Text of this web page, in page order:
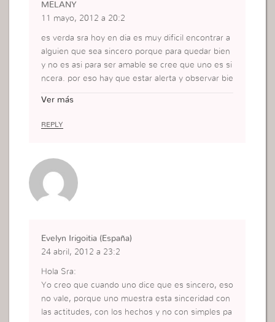
MELANY
11 mayo, 2012 a 20:2
es verda sra hoy en dia es muy dificil encontrar a
alguien que sea sincero porque para quedar bien
y no es asi para ser amable se cree que uno es si
ncera. por eso hay que estar alerta y observar bie
Ver más
REPLY
Evelyn Irigoitia (España)
24 abril, 2012 a 23:2
Hola Sra:
Yo creo que cuando uno dice que es sincero, eso
no vale, porque uno muestra esta sinceridad con
las actitudes, con los hechos y no con simples pa